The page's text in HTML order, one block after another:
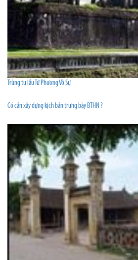
Trùng tu lầu Tứ Phương Vô Sự
Có cần xây dựng kịch bản trưng bày BTHN ?